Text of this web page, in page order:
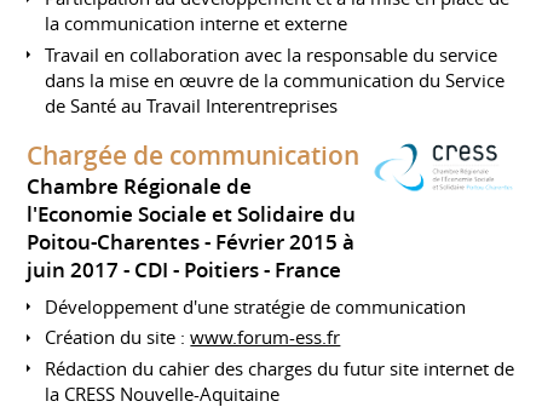
la communication interne et externe
Travail en collaboration avec la responsable du service
dans la mise en œuvre de la communication du Service
de Santé au Travail Interentreprises
Chargée de communication
Chambre Régionale de
l'Economie Sociale et Solidaire du
Poitou-Charentes
Février 2015 à
juin 2017 CDI Poitiers France
Développement d'une stratégie de communication
Création du site :www.forum-ess.fr
Rédaction du cahier des charges du futur site internet de
la CRESS Nouvelle-Aquitaine